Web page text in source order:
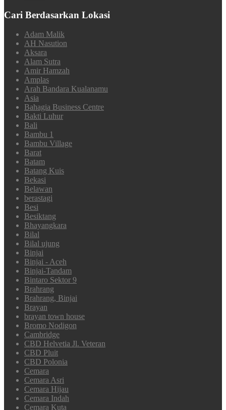
Cari Berdasarkan Lokasi
Adam Malik
AH Nasution
Aksara
Alam Sutra
Amir Hamzah
Amplas
Arah Bandara Kualanamu
Asia
Bahagia Business Centre
Bakti Luhur
Bali
Bambu 1
Bambu Village
Barat
Batam
Batang Kuis
Bekasi
Belawan
berastagi
Besi
Besiktang
Bhayangkara
Bilal
Bilal ujung
Binjai
Binjai - Aceh
Binjai-Tandam
Bintaro Sektor 9
Brahrang
Brahrang, Binjai
Brayan
brayan town house
Bromo Nodigon
Cambridge
CBD Helvetia Jl. Veteran
CBD Pluit
CBD Polonia
Cemara
Cemara Asri
Cemara Hijau
Cemara Indah
Cemara Kuta